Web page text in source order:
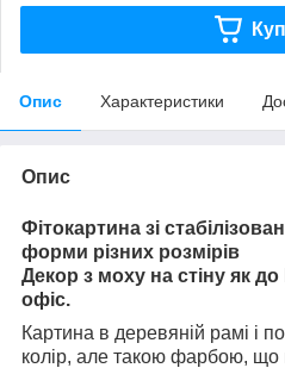
Опис Характеристики
Опис
Фітокартина зі
форми різних розмірів
Декор з моху на стіну як
офіс.
Картина в деревяній рамі і
колір, але такою фарбою, що